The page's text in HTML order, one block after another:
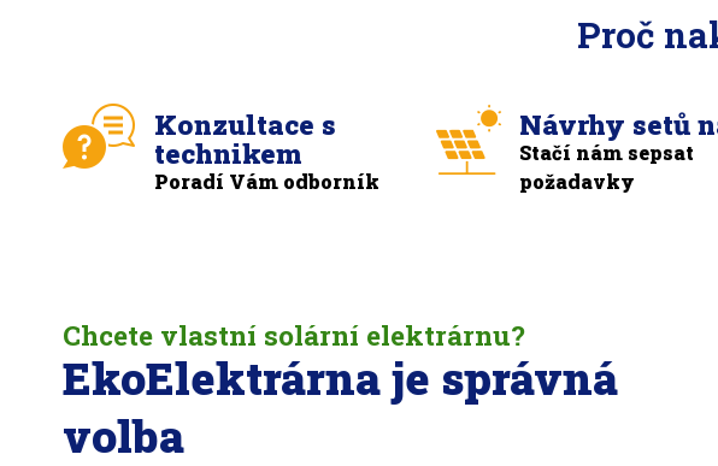
Proč
Konzultace s
technikem
Poradí Vám odborník
Návrhy setů
Stačí nám sepsat
požadavky
Chcete vlastní solární elektrárnu?
EkoElektrárna je správná
volba